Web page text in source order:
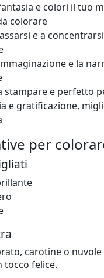
e colori il tuo
colorare
e a
e la
stampare e perfetto
e gratificazione,
per
carotine o
tocco felice.